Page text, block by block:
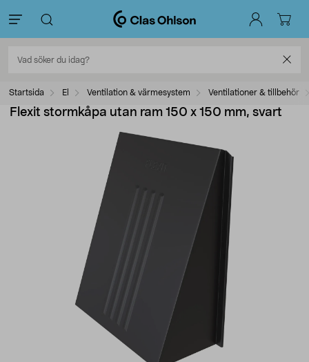
Startsida El Ventilation & värmesystem Ventilationer & tillbehör
Flexit stormkåpa utan ram 150 x 150 mm, svart